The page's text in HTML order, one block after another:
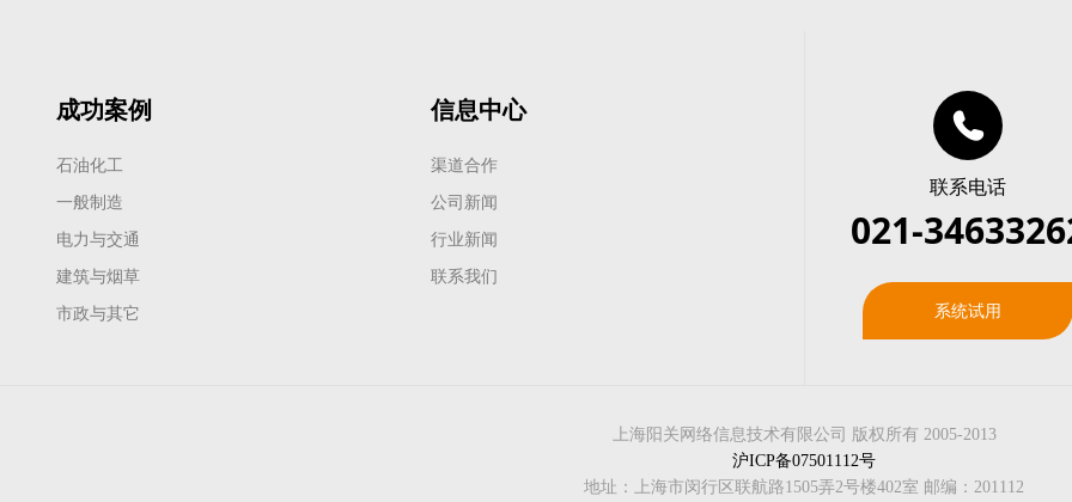
成功案例
石油化工
一般制造
电力与交通
建筑与烟草
市政与其它
信息中心
渠道合作
公司新闻
行业新闻
联系我们
联系电话
021-
系统试用
上海阳关网络信息技术有限公司 版权所有 2005-2013
沪ICP备07501112号
地址：上海市闵行区联航路1505弄2号楼402室 邮编：201112